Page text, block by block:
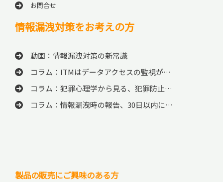
お問合せ
情報漏洩対策をお考えの方
動画：情報漏洩対策の新常識
コラム：ITMはデータアクセスの監視が…
コラム：犯罪心理学から見る、犯罪防止…
コラム：情報漏洩時の報告、30日以内に…
製品の販売にご興味のある方